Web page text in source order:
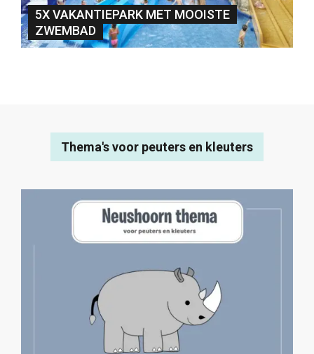
5X VAKANTIEPARK MET MOOISTE
ZWEMBAD
Thema's voor peuters en kleuters